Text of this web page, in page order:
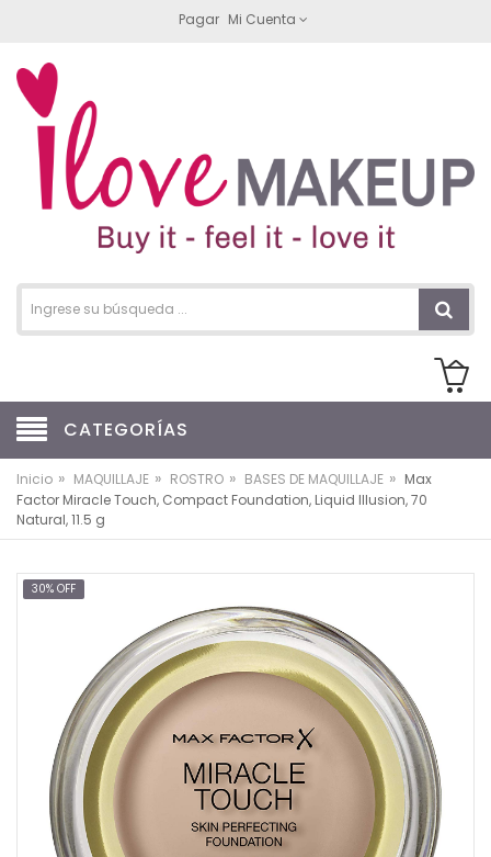
Pagar Mi Cuenta
CATEGORÍAS
Inicio » MAQUILLAJE » ROSTRO » BASES DE MAQUILLAJE » Max
Factor Miracle Touch, Compact Foundation, Liquid Illusion, 70
Natural, 11.5 g
30% OFF